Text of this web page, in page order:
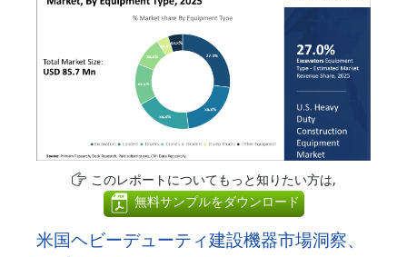
このレポートについてもっと知りたい方は,
無料サンプルをダウンロード
米国ヘビーデューティ建設機器市場洞察、